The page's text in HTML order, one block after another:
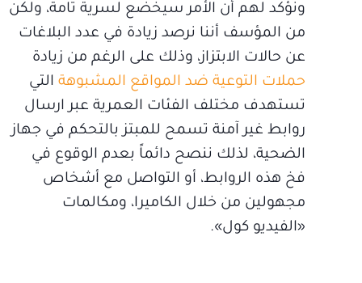
ونؤكد لهم أن الأمر سيخضع لسرية تامة، ولكن
من المؤسف أننا نرصد زيادة في عدد البلاغات
عن حالات الابتزاز، وذلك على الرغم من زيادة
حملات التوعية ضد المواقع المشبوهة التي
تستهدف مختلف الفئات العمرية عبر ارسال
روابط غير آمنة تسمح للمبتز بالتحكم في جهاز
الضحية، لذلك ننصح دائماً بعدم الوقوع في
فخ هذه الروابط، أو التواصل مع أشخاص
مجهولين من خلال الكاميرا، ومكالمات
«الفيديو كول».